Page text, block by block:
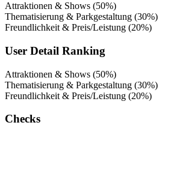
Attraktionen & Shows (50%)
Thematisierung & Parkgestaltung (30%)
Freundlichkeit & Preis/Leistung (20%)
User Detail Ranking
Attraktionen & Shows (50%)
Thematisierung & Parkgestaltung (30%)
Freundlichkeit & Preis/Leistung (20%)
Checks